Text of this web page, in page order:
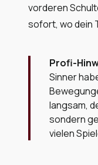
vorderen
sofort, wo dein
Profi-
Sinner
langsam,
sondern
vielen